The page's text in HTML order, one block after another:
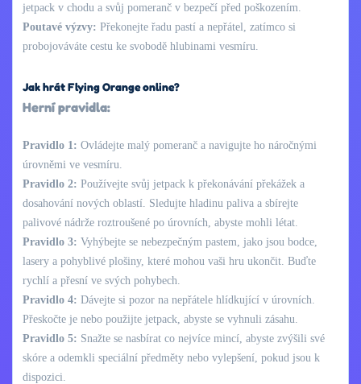
jetpack v chodu a svůj pomeranč v bezpečí před poškozením.
Poutavé výzvy: Překonejte řadu pastí a nepřátel, zatímco si
probojováváte cestu ke svobodě hlubinami vesmíru.
Jak hrát Flying Orange online?
Herní pravidla:
Pravidlo 1: Ovládejte malý pomeranč a navigujte ho náročnými
úrovněmi ve vesmíru.
Pravidlo 2: Používejte svůj jetpack k překonávání překážek a
dosahování nových oblastí. Sledujte hladinu paliva a sbírejte
palivové nádrže roztroušené po úrovních, abyste mohli létat.
Pravidlo 3: Vyhýbejte se nebezpečným pastem, jako jsou bodce,
lasery a pohyblivé plošiny, které mohou vaši hru ukončit. Buďte
rychlí a přesní ve svých pohybech.
Pravidlo 4: Dávejte si pozor na nepřátele hlídkující v úrovních.
Přeskočte je nebo použijte jetpack, abyste se vyhnuli zásahu.
Pravidlo 5: Snažte se nasbírat co nejvíce mincí, abyste zvýšili své
skóre a odemkli speciální předměty nebo vylepšení, pokud jsou k
dispozici.